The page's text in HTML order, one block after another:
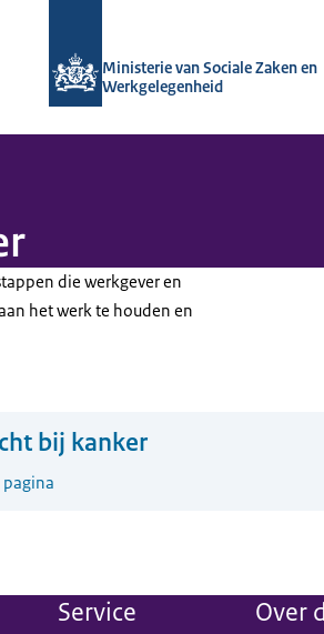
Ministerie van Sociale Zaken en
Werkgelegenheid
die werkgever en
het werk te houden en
bij kanker
pagina
Service Over